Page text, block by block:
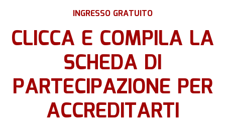
INGRESSO GRATUITO
CLICCA E COMPILA LA
SCHEDA DI
PARTECIPAZIONE PER
ACCREDITARTI